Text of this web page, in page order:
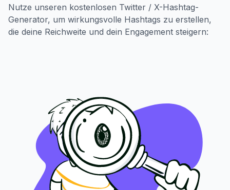
Nutze unseren kostenlosen Twitter / X-Hashtag-
Generator, um wirkungsvolle Hashtags zu erstellen,
die deine Reichweite und dein Engagement steigern: